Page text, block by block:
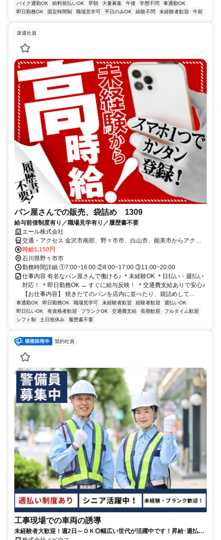
バイク通勤OK 給料前払いOK 早朝 大量募集 午後 学歴不問
車通勤OK
即日勤務OK
固定時間制 職場見学可 平日のみOK 経験不問 未経験者歓迎 午前
派遣社員
パン屋さんでの販売、袋詰め 1309
給与前借制度有り／職場見学有り／履歴書不要
エール株式会社
交通・アクセス 金沢市南部、野々市市、白山市、能美市からアクセ
ス良好
時給1,150円
石川県野々市市
勤務時間詳細 ①7:00~16:00 ②8:00~17:00 ③11:00~20:00
仕事内容 有名なパン屋さんで働ける♪ ＊未経験OK ＊日払い・週払い
対応！ ＊即日勤務OK → すぐに給与反映！ ＊交通費支給ありで安心♪
【お仕事内容】 焼きたてのパンを店内に並べたり、袋詰めして...
車通勤OK 即日勤務OK 職場見学可 未経験者歓迎 経験者歓迎
週払いOK
即日払いOK
有資格者歓迎 ブランクOK 交通費支給 長期歓迎
フルタイム歓迎
シフト制
土日祝休み 履歴書不要
契約社員
工事現場での車両の誘導
未経験者大歓迎！週2日～ＯＫ◎幅広い世代が活躍中です！昇給･週払い